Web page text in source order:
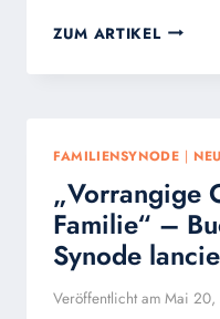
ZUM ARTIKEL
MARX
FAMILIENSYNODE |
„Vorrangige
Familie“ –
Synode
Veröffentlicht am Mai 20,